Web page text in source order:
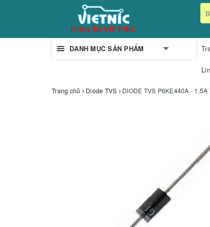
DANH MỤC SẢN PHẨM
Trang chủ Diode TVS DIODE TVS P6KE440A -